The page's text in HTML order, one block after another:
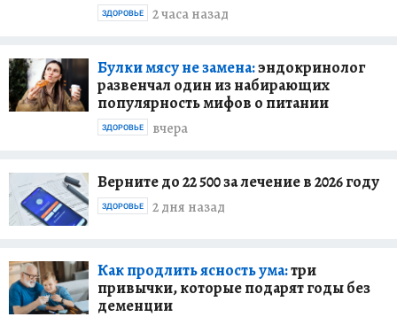
2 часа назад
ЗДОРОВЬЕ
Булки мясу не замена:эндокринолог
развенчал один из набирающих
популярность мифов о питании
вчера
ЗДОРОВЬЕ
Верните до 22 500 за лечение в 2026 году
2 дня назад
ЗДОРОВЬЕ
Как продлить ясность ума:три
привычки, которые подарят годы без
деменции